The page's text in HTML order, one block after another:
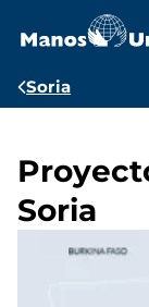
contenido
Ruta
Soria
Soria